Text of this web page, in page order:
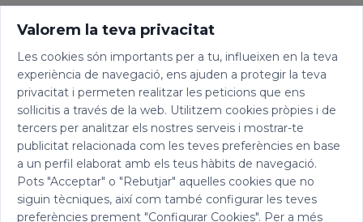
Valorem la teva privacitat
Les cookies són importants per a tu, influeixen en la teva
experiència de navegació, ens ajuden a protegir la teva
privacitat i permeten realitzar les peticions que ens
sol·licitis a través de la web. Utilitzem cookies pròpies i de
tercers per analitzar els nostres serveis i mostrar-te
publicitat relacionada com les teves preferències en base
a un perfil elaborat amb els teus hàbits de navegació.
Pots "Acceptar" o "Rebutjar" aquelles cookies que no
siguin tècniques, així com també configurar les teves
preferències prement "Configurar Cookies". Per a més